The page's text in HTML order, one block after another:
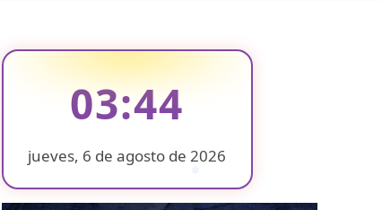
03:44
jueves, 6 de agosto de 2026
❄
❄